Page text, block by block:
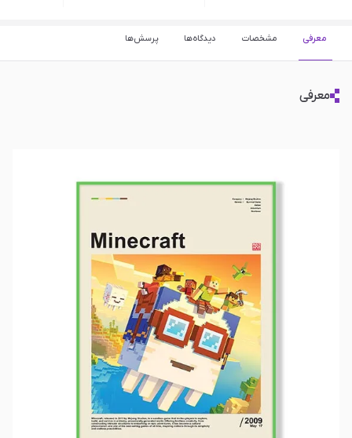
معرفی مشخصات دیدگاه‌ها پرسش‌ها
معرفی